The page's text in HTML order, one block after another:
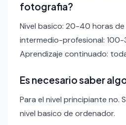
fotografia?
Nivel basico: 20-40 horas de
intermedio-profesional:
Aprendizaje continuado:
Es necesario saber
Para el nivel principiante no.
nivel basico de ordenador.